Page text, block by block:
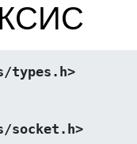
types.h>
socket.h>